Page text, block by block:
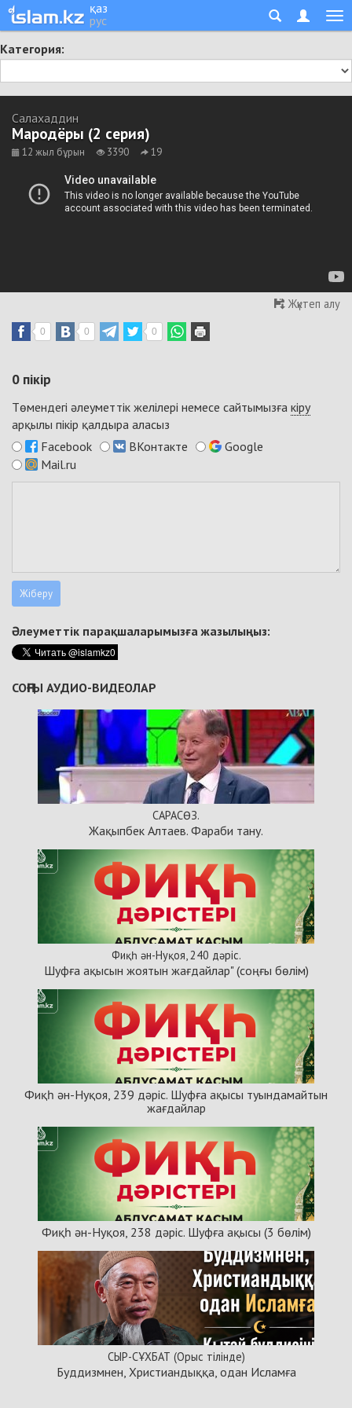
қаз
рус
Категория:
Салахаддин
Мародёры (2 серия)
12 жыл бұрын 3390 19
Жүктеп алу
0 0 0
0 пікір
Төмендегі әлеуметтік желілері немесе сайтымызға кіру
арқылы пікір қалдыра аласыз
Facebook
ВКонтакте
Google
Mail.ru
Әлеуметтік парақшаларымызға жазылыңыз:
СОҢҒЫ АУДИО-ВИДЕОЛАР
САРАСӨЗ.
Жақыпбек Алтаев. Фараби тану.
Фиқһ ән-Нуқоя, 240 дәріс.
Шуфға ақысын жоятын жағдайлар" (соңғы бөлім)
Фиқһ ән-Нуқоя, 239 дәріс. Шуфға ақысы туындамайтын
жағдайлар
Фиқһ ән-Нуқоя, 238 дәріс. Шуфға ақысы (3 бөлім)
СЫР-СҰХБАТ (Орыс тілінде)
Буддизмнен, Христиандыққа, одан Исламға